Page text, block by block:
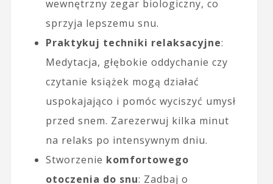
wewnętrzny zegar biologiczny, co
sprzyja lepszemu snu.
Praktykuj techniki relaksacyjne:
Medytacja, głębokie oddychanie czy
czytanie książek mogą działać
uspokajająco i pomóc wyciszyć umysł
przed snem. Zarezerwuj kilka minut
na relaks po intensywnym dniu.
Stworzenie komfortowego
otoczenia do snu: Zadbaj o